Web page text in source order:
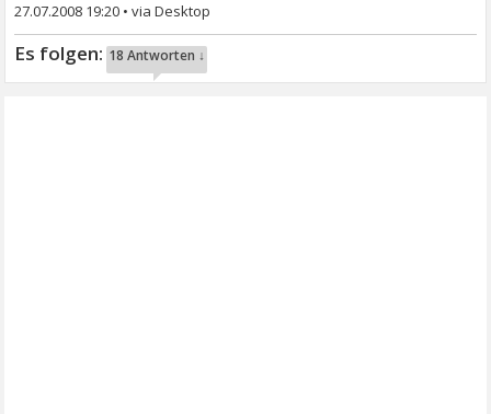
27.07.2008 19:20 •
18 Antworten ↓